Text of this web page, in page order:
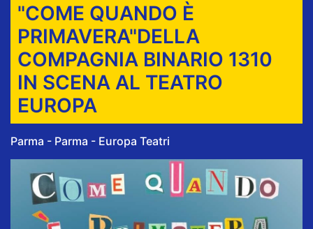
"COME QUANDO È
PRIMAVERA"DELLA
COMPAGNIA BINARIO 1310
IN SCENA AL TEATRO
EUROPA
Parma - Parma - Europa Teatri